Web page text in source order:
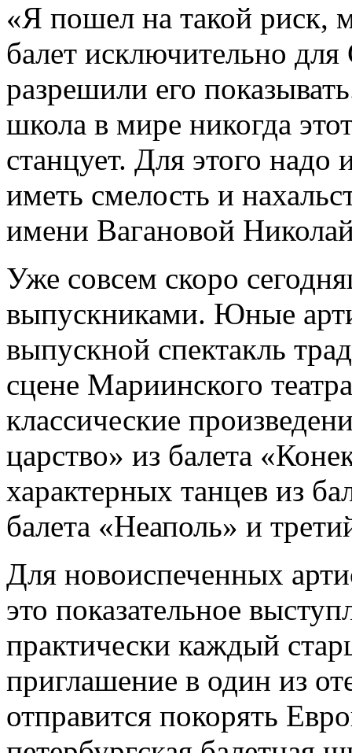
«Я пошел на такой риск,
балет исключительно
разрешили его
школа в мире никогда
станцует. Для этого надо
иметь смелость и
имени Вагановой
Уже совсем скоро
выпускниками. Юные
выпускной спектакль
сцене Мариинского
классические
царство» из балета
характерных танцев из
балета «Неаполь» и
Для новоиспеченных
это показательное
практически каждый
приглашение в один из
отправится покорять